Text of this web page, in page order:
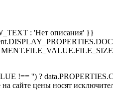
: 'Нет описания' }}
!== '') ?
сайте цены носят